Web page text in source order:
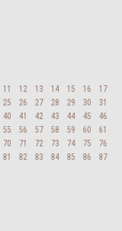
11 12 13 14 15 16
17
25 26 27 28 29 30
31
40 41 42 43 44 45
46
55 56 57 58 59 60
61
70 71 72 73 74 75
76
81 82 83 84 85 86 87